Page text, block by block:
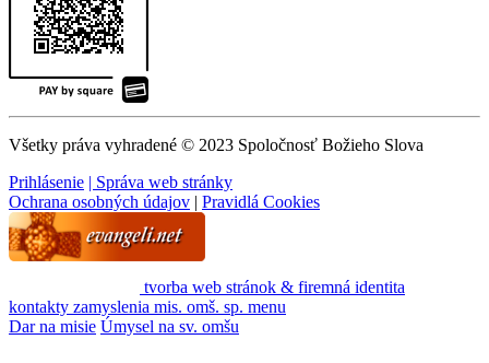
Všetky práva vyhradené © 2023 Spoločnosť Božieho Slova
Prihlásenie | Správa web stránky
Ochrana osobných údajov | Pravidlá Cookies
tvorba web stránok & firemná identita
kontakty zamyslenia mis. omš. sp. menu
Dar na misie Úmysel na sv. omšu